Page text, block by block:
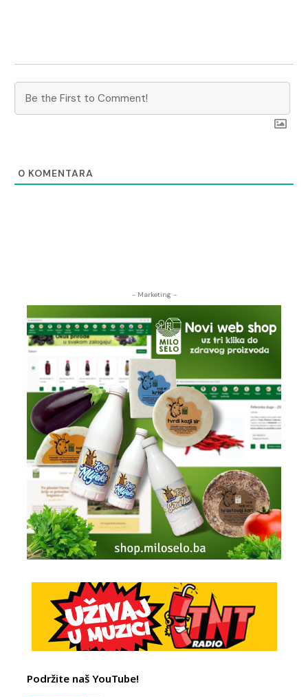
0 KOMENTARA
- Marketing -
Podržite naš YouTube!